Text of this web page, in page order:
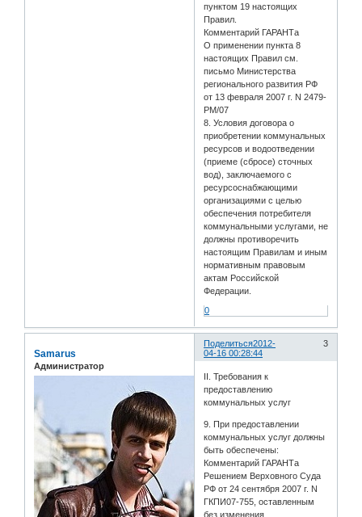
пунктом 19 настоящих
Правил.
Комментарий ГАРАНТа
О применении пункта 8
настоящих Правил см.
письмо Министерства
регионального развития РФ
от 13 февраля 2007 г. N 2479-
РМ/07
8. Условия договора о
приобретении коммунальных
ресурсов и водоотведении
(приеме (сбросе) сточных
вод), заключаемого с
ресурсоснабжающими
организациями с целью
обеспечения потребителя
коммунальными услугами, не
должны противоречить
настоящим Правилам и иным
нормативным правовым
актам Российской
Федерации.
0
Поделиться 3
2012-
04-16 00:28:44
Samarus
Администратор
II. Требования к
предоставлению
коммунальных услуг
9. При предоставлении
коммунальных услуг должны
быть обеспечены:
Комментарий ГАРАНТа
Решением Верховного Суда
РФ от 24 сентября 2007 г. N
ГКПИ07-755, оставленным
без изменения